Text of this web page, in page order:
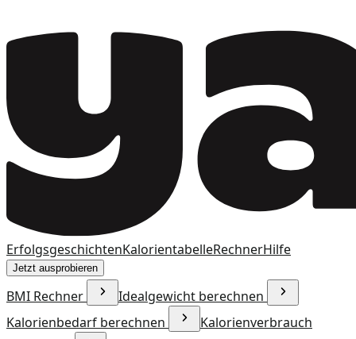
ErfolgsgeschichtenKalorientabelleRechnerHilfe
Jetzt ausprobieren
BMI Rechner
Idealgewicht berechnen
Kalorienbedarf berechnen
Kalorienverbrauch